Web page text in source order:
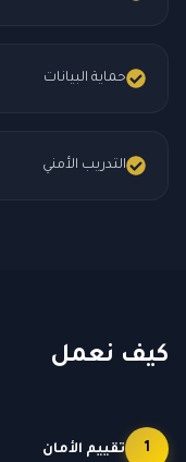
حماية البيانات
التدريب الأمني
كيف نعمل
1 تقييم الأمان